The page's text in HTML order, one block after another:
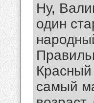
Ну,
один
Красный
самый